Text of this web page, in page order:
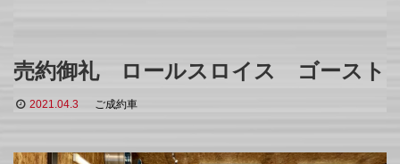
売約御礼 ロールスロイス ゴースト
2021.04.3 ご成約車